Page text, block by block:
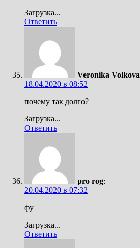
Загрузка...
Ответить
Veronika Volkova
18.04.2020 в 08:52
почему так долго?
Загрузка...
Ответить
pro rog:
20.04.2020 в 07:32
фу
Загрузка...
Ответить